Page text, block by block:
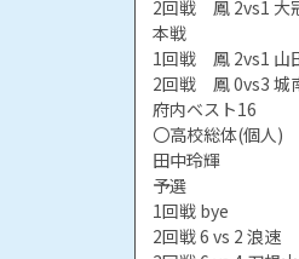
2回戦 鳳 2vs1 大
本戦
1回戦 鳳 2vs1 山
2回戦 鳳 0vs3 城
府内ベスト16
〇高校総体(個人)
田中玲輝
予選
1回戦 bye
2回戦 6 vs 2 浪速